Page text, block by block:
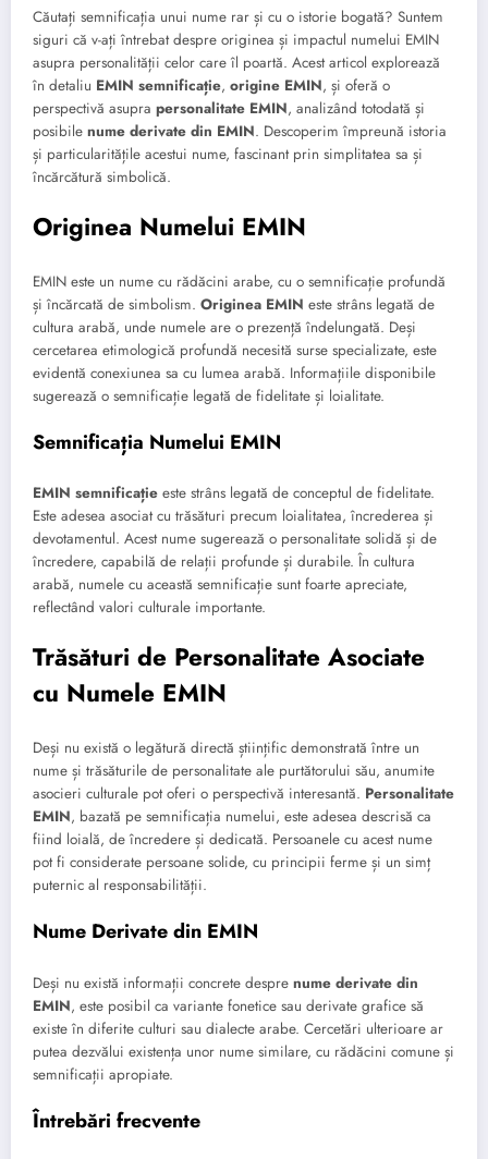
Căutați semnificația unui nume rar și cu o istorie bogată? Suntem
siguri că v-ați întrebat despre originea și impactul numelui EMIN
asupra personalității celor care îl poartă. Acest articol explorează
în detaliu EMIN semnificație, origine EMIN, și oferă o
perspectivă asupra personalitate EMIN, analizând totodată și
posibile nume derivate din EMIN. Descoperim împreună istoria
și particularitățile acestui nume, fascinant prin simplitatea sa și
încărcătură simbolică.
Originea Numelui EMIN
EMIN este un nume cu rădăcini arabe, cu o semnificație profundă
și încărcată de simbolism. Originea EMIN este strâns legată de
cultura arabă, unde numele are o prezență îndelungată. Deși
cercetarea etimologică profundă necesită surse specializate, este
evidentă conexiunea sa cu lumea arabă. Informațiile disponibile
sugerează o semnificație legată de fidelitate și loialitate.
Semnificația Numelui EMIN
EMIN semnificație este strâns legată de conceptul de fidelitate.
Este adesea asociat cu trăsături precum loialitatea, încrederea și
devotamentul. Acest nume sugerează o personalitate solidă și de
încredere, capabilă de relații profunde și durabile. În cultura
arabă, numele cu această semnificație sunt foarte apreciate,
reflectând valori culturale importante.
Trăsături de Personalitate Asociate
cu Numele EMIN
Deși nu există o legătură directă științific demonstrată între un
nume și trăsăturile de personalitate ale purtătorului său, anumite
asocieri culturale pot oferi o perspectivă interesantă. Personalitate
EMIN, bazată pe semnificația numelui, este adesea descrisă ca
fiind loială, de încredere și dedicată. Persoanele cu acest nume
pot fi considerate persoane solide, cu principii ferme și un simț
puternic al responsabilității.
Nume Derivate din EMIN
Deși nu există informații concrete despre nume derivate din
EMIN, este posibil ca variante fonetice sau derivate grafice să
existe în diferite culturi sau dialecte arabe. Cercetări ulterioare ar
putea dezvălui existența unor nume similare, cu rădăcini comune și
semnificații apropiate.
Întrebări frecvente